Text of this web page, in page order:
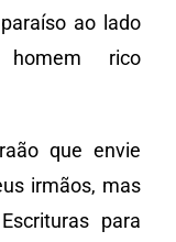
ao lado
rico
que envie
irmãos, mas
para